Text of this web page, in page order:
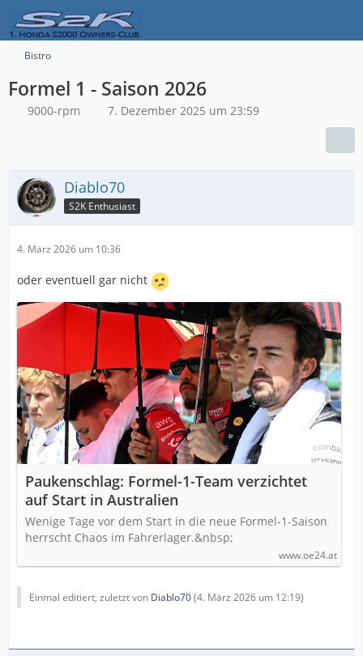
Bistro
Formel 1 - Saison 2026
9000-rpm 7. Dezember 2025 um 23:59
Diablo70
S2K Enthusiast
4. März 2026 um 10:36
oder eventuell gar nicht
Paukenschlag: Formel-1-Team verzichtet
auf Start in Australien
Wenige Tage vor dem Start in die neue Formel-1-Saison
herrscht Chaos im Fahrerlager.&nbsp;
www.oe24.at
Einmal editiert, zuletzt von Diablo70(4. März 2026 um 12:19)